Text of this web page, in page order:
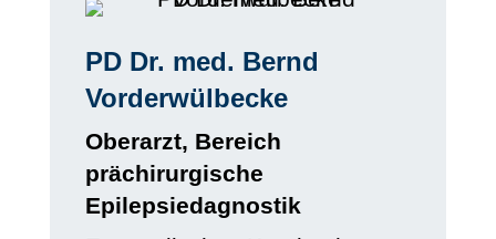
PD Dr. med. Bernd
Vorderwülbecke
Oberarzt, Bereich
prächirurgische
Epilepsiedagnostik